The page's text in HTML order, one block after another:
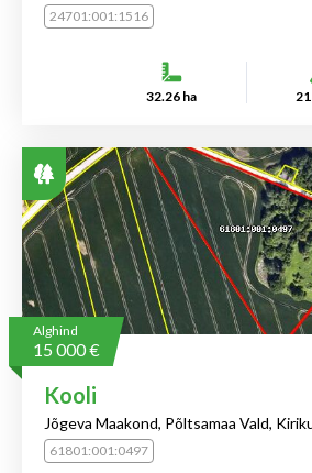
24701:001:1516
32.26 ha
Alghind
15 000 €
Kooli
Jõgeva Maakond, Põltsamaa Vald,
61801:001:0497